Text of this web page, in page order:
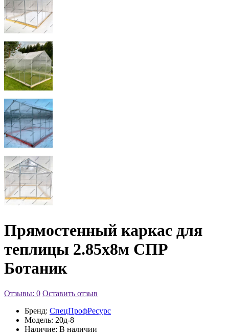
Прямостенный каркас для
теплицы 2.85х8м СПР
Ботаник
Отзывы: 0 Оставить отзыв
Бренд: СпецПрофРесурс
Модель: 20д-8
Наличие: В наличии